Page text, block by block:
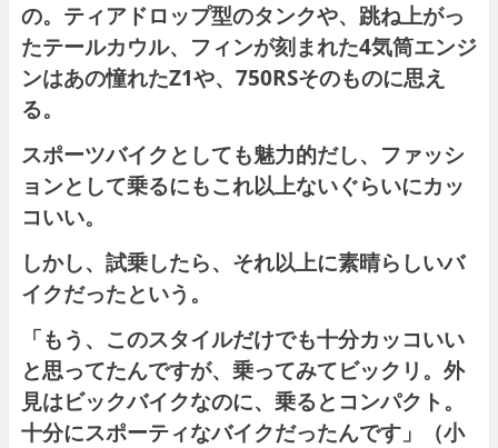
の。ティアドロップ型のタンクや、跳ね上がっ
たテールカウル、フィンが刻まれた4気筒エンジ
ンはあの憧れたZ1や、750RSそのものに思え
る。
スポーツバイクとしても魅力的だし、ファッシ
ョンとして乗るにもこれ以上ないぐらいにカッ
コいい。
しかし、試乗したら、それ以上に素晴らしいバ
イクだったという。
「もう、このスタイルだけでも十分カッコいい
と思ってたんですが、乗ってみてビックリ。外
見はビックバイクなのに、乗るとコンパクト。
十分にスポーティなバイクだったんです」（小